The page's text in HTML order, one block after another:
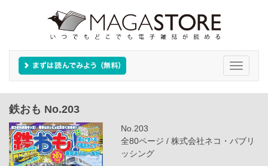
Toggle
鉄おも No.203
No.203
全80ページ / 株式会社ネコ・パブリ
ッシング